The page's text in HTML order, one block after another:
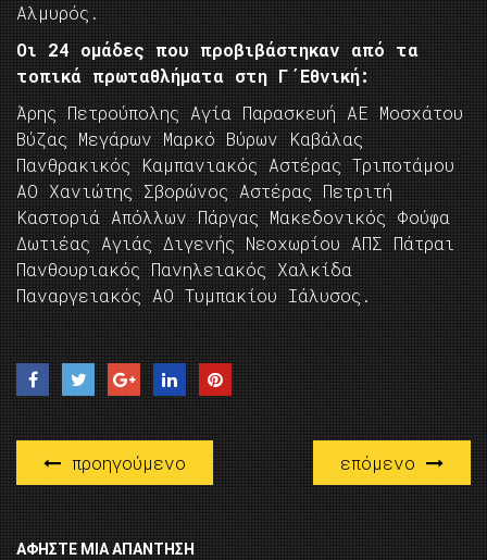
Αλμυρός.
Οι 24 ομάδες που προβιβάστηκαν από τα
τοπικά πρωταθλήματα στη Γ΄Εθνική:
Άρης Πετρούπολης Αγία Παρασκευή ΑΕ Μοσχάτου
Βύζας Μεγάρων Μαρκό Βύρων Καβάλας
Πανθρακικός Καμπανιακός Αστέρας Τριποτάμου
ΑΟ Χανιώτης Σβορώνος Αστέρας Πετριτή
Καστοριά Απόλλων Πάργας Μακεδονικός Φούφα
Δωτιέας Αγιάς Διγενής Νεοχωρίου ΑΠΣ Πάτραι
Πανθουριακός Πανηλειακός Χαλκίδα
Παναργειακός ΑΟ Τυμπακίου Ιάλυσος.
προηγούμενο επόμενο
ΑΦΉΣΤΕ ΜΙΑ ΑΠΆΝΤΗΣΗ